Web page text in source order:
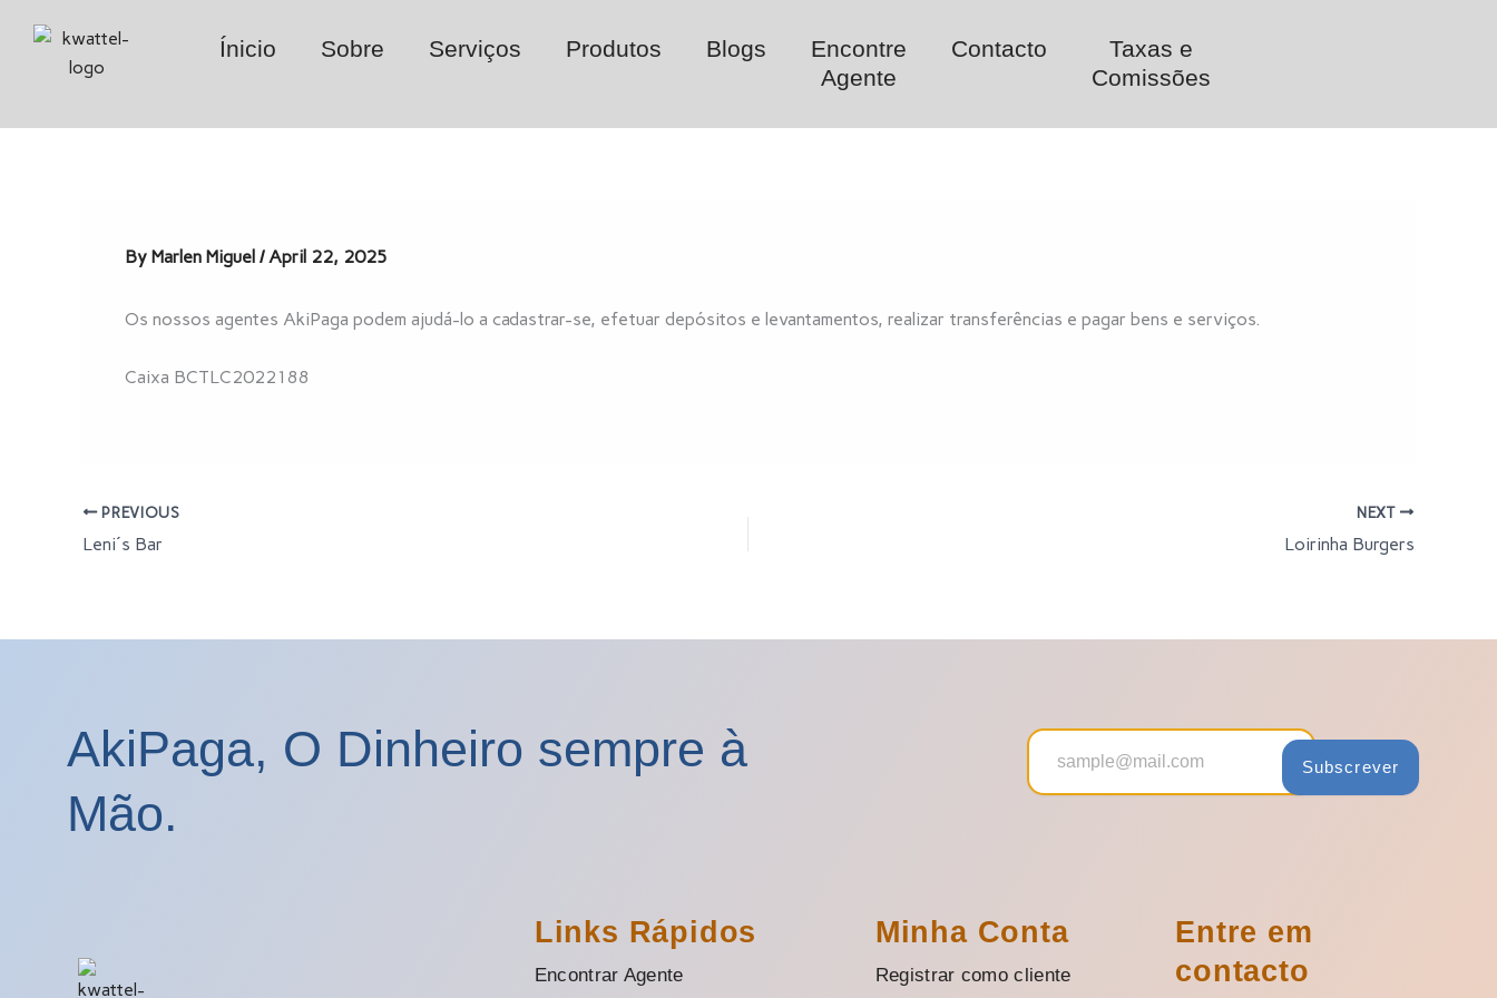
Ínicio Sobre Serviços Produtos Blogs
Encontre
Agente
Contacto
Taxas e
Comissões
By Marlen Miguel /April 22, 2025
Os nossos agentes AkiPaga podem ajudá-lo a cadastrar-se, efetuar depósitos e levantamentos, realizar transferências e pagar bens e serviços.
Caixa BCTLC2022188
PREVIOUS
Leni´s Bar
NEXT
Loirinha Burgers
AkiPaga, O Dinheiro sempre à
Mão.
Subscrever
Links Rápidos
Encontrar Agente
Minha Conta
Registrar como cliente
Entre em
contacto